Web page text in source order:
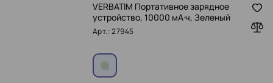
VERBATIM Портативное зарядное
устройство, 10000 мА·ч, Зеленый
Арт.: 27945